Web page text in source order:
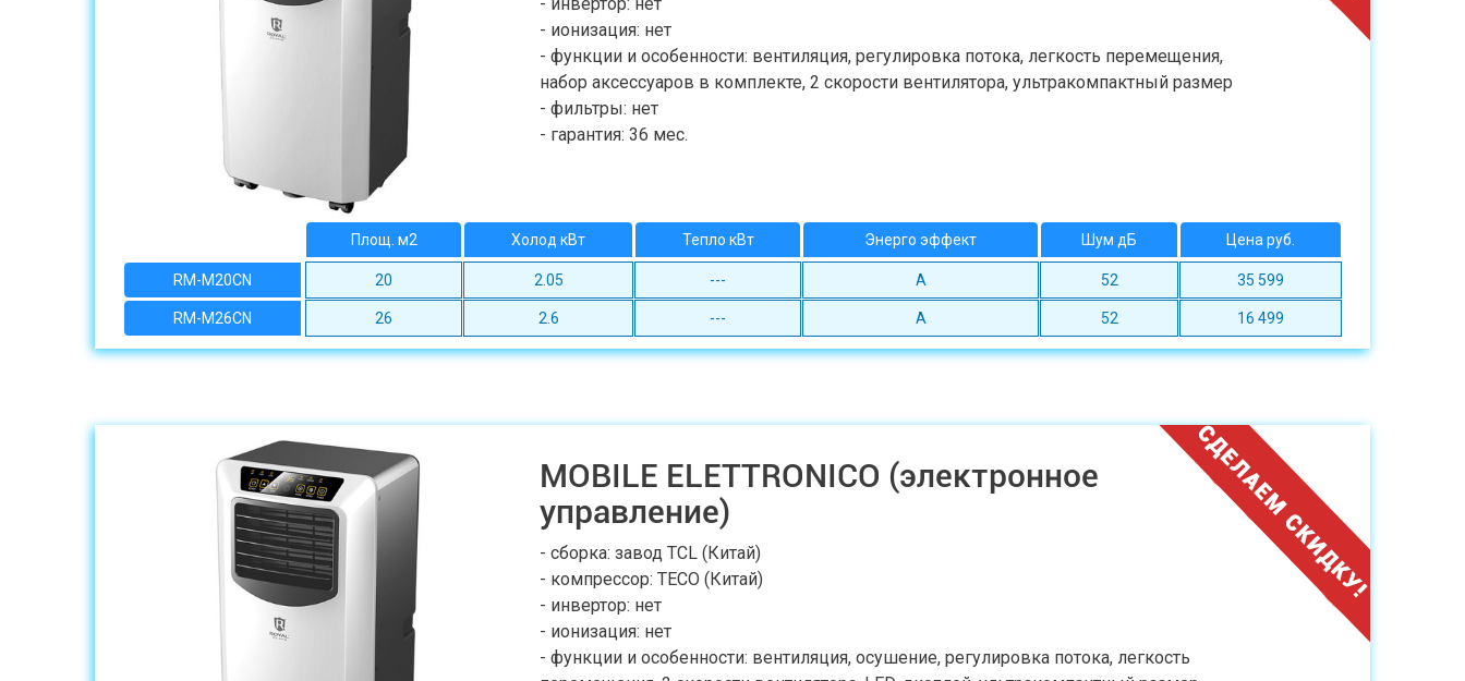
- инвертор: нет
- ионизация: нет
- функции и особенности: вентиляция, регулировка потока, легкость перемещения,
набор аксессуаров в комплекте, 2 скорости вентилятора, ультракомпактный размер
- фильтры: нет
- гарантия: 36 мес.
Площ. м2 Холод кВт Тепло кВт Энерго эффект Шум дБ Цена руб.
RM-M20CN 20 2.05 --- A 52 35 599
RM-M26CN 26 2.6 --- A 52 16 499
MOBILE ELETTRONICO (электронное
управление)
- сборка: завод TCL (Китай)
- компрессор: TECO (Китай)
- инвертор: нет
- ионизация: нет
- функции и особенности: вентиляция, осушение, регулировка потока, легкость